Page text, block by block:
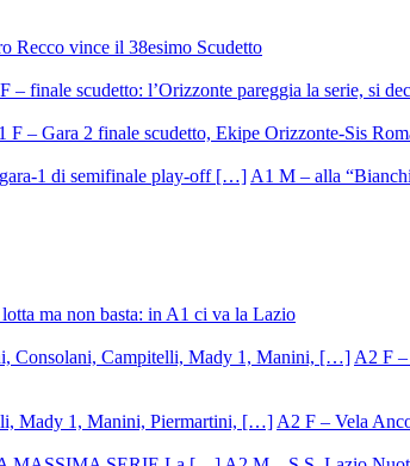
Recco vince il 38esimo Scudetto
– finale scudetto: l’Orizzonte pareggia la serie, si
F – Gara 2 finale scudetto, Ekipe Orizzonte-Sis
A1 M – alla
ma non basta: in A1 ci va la Lazio
A2 F
A2 F – Vela